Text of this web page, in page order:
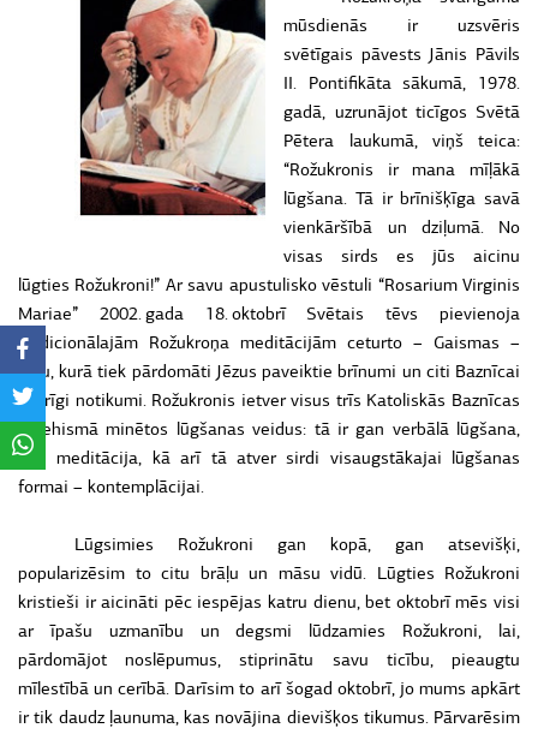
mūsdienās ir uzsvēris
svētīgais pāvests Jānis Pāvils
II. Pontifikāta sākumā, 1978.
gadā, uzrunājot ticīgos Svētā
Pētera laukumā, viņš teica:
“Rožukronis ir mana mīļākā
lūgšana. Tā ir brīnišķīga savā
vienkāršībā un dziļumā. No
visas sirds es jūs aicinu
lūgties Rožukroni!” Ar savu apustulisko vēstuli “Rosarium Virginis
Mariae” 2002. gada 18. oktobrī Svētais tēvs pievienoja
tradicionālajām Rožukroņa meditācijām ceturto – Gaismas –
daļu, kurā tiek pārdomāti Jēzus paveiktie brīnumi un citi Baznīcai
svarīgi notikumi. Rožukronis ietver visus trīs Katoliskās Baznīcas
katehismā minētos lūgšanas veidus: tā ir gan verbālā lūgšana,
gan meditācija, kā arī tā atver sirdi visaugstākajai lūgšanas
formai – kontemplācijai.
Lūgsimies Rožukroni gan kopā, gan atsevišķi,
popularizēsim to citu brāļu un māsu vidū. Lūgties Rožukroni
kristieši ir aicināti pēc iespējas katru dienu, bet oktobrī mēs visi
ar īpašu uzmanību un degsmi lūdzamies Rožukroni, lai,
pārdomājot noslēpumus, stiprinātu savu ticību, pieaugtu
mīlestībā un cerībā. Darīsim to arī šogad oktobrī, jo mums apkārt
ir tik daudz ļaunuma, kas novājina dievišķos tikumus. Pārvarēsim